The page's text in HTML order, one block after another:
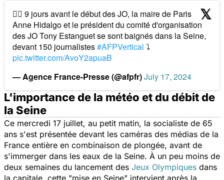
🏊‍♀️ 9 jours avant le début des JO, la maire de Paris
Anne Hidalgo et le président du comité d'organisation
des JO Tony Estanguet se sont baignés dans la Seine,
devant 150 journalistes#AFPVertical ⤵️
pic.twitter.com/AvoY2apuaB
— Agence France-Presse (@afpfr)July 17, 2024
L'importance de la météo et du débit de
la Seine
Ce mercredi 17 juillet, au petit matin, la socialiste de 65
ans s'est présentée devant les caméras des médias de la
France entière en combinaison de plongée, avant de
s'immerger dans les eaux de la Seine. À un peu moins de
deux semaines du lancement des Jeux Olympiques dans
la capitale, cette "mise en Seine" intervient après la